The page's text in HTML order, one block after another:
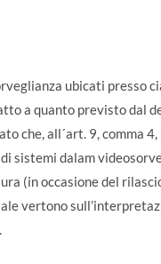
ubicati presso
a quanto previsto dal
che, all´art. 9, comma
sistemi dalam
(in occasione del rilascio
vertono